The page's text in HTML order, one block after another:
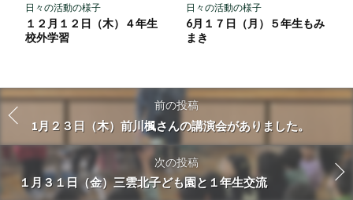
日々の活動の様子
１２月１２日（木）４年生
校外学習
日々の活動の様子
6月１７日（月）５年生もみ
まき
前の投稿
1月２３日（木）前川楓さんの講演会がありました。
次の投稿
１月３１日（金）三雲北子ども園と１年生交流